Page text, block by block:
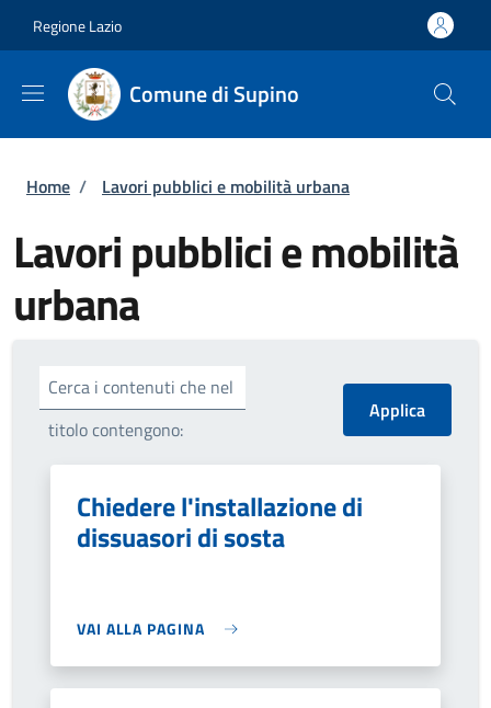
Regione Lazio
Comune di Supino
Briciole di pane
Home / Lavori pubblici e mobilità urbana
Lavori pubblici e mobilità
urbana
Cerca i contenuti che nel
titolo contengono:
Chiedere l'installazione di
dissuasori di sosta
VAI ALLA PAGINA